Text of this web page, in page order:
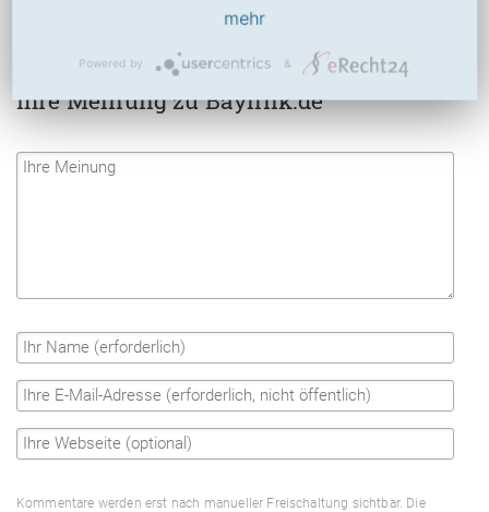
Ihre Meinung zu Baylink.de
Kommentare werden erst nach manueller Freischaltung sichtbar. Die
mehr
Powered by &